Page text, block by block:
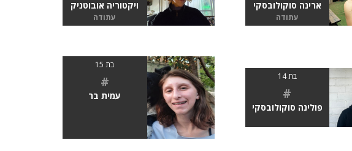
ארינה סוקולובסקי
עתודה
ויקטוריה אובוטניק
עתודה
בת 14
#
פולינה סוקולובסקי
בת 15
#
עמית בר